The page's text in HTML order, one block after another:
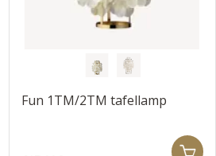
Fun 1TM/2TM tafellamp